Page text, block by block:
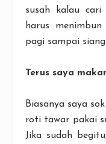
susah kalau
harus
pagi sampai
Terus saya
Biasanya saya
roti tawar pakai
Jika sudah